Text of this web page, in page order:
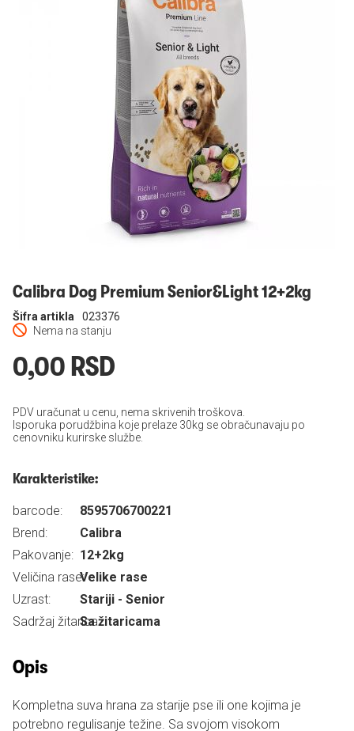
Calibra Dog Premium Senior&Light 12+2kg
Nema na stanju
Šifra artikla 023376
0,00 RSD
PDV uračunat u cenu, nema skrivenih troškova.
Isporuka porudžbina koje prelaze 30kg se obračunavaju po
cenovniku kurirske službe.
Karakteristike:
barcode:
8595706700221
Brend:
Calibra
Pakovanje: 12+2kg
Veličina rase:Velike rase
Uzrast:
Stariji - Senior
Sadržaj žitarica:Sa žitaricama
Opis
Kompletna suva hrana za starije pse ili one kojima je
potrebno regulisanje težine. Sa svojom visokom